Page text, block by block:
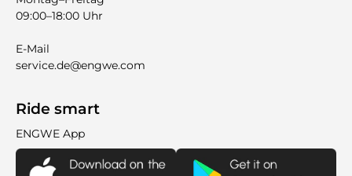
09:00–18:00 Uhr
E-Mail
service.de@engwe.com
Ride smart
ENGWE App